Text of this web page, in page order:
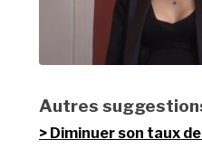
Autres
Diminuer son taux